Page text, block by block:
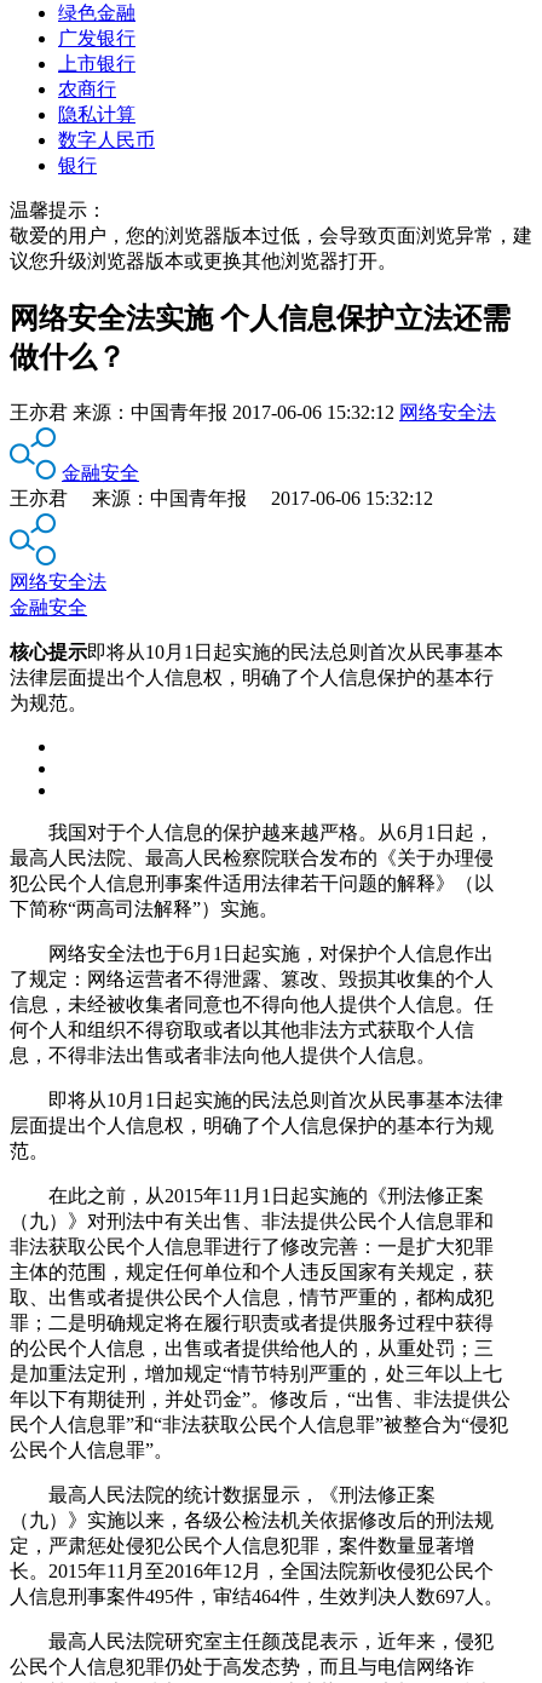
绿色金融
广发银行
上市银行
农商行
隐私计算
数字人民币
银行
温馨提示：
敬爱的用户，您的浏览器版本过低，会导致页面浏览异常，建
议您升级浏览器版本或更换其他浏览器打开。
网络安全法实施 个人信息保护立法还需
做什么？
王亦君 来源： 中国青年报 2017-06-06 15:32:12 网络安全法
金融安全
王亦君 来源：中国青年报 2017-06-06 15:32:12
网络安全法
金融安全
核心提示即将从10月1日起实施的民法总则首次从民事基本
法律层面提出个人信息权，明确了个人信息保护的基本行
为规范。
我国对于个人信息的保护越来越严格。从6月1日起，
最高人民法院、最高人民检察院联合发布的《关于办理侵
犯公民个人信息刑事案件适用法律若干问题的解释》（以
下简称“两高司法解释”）实施。
网络安全法也于6月1日起实施，对保护个人信息作出
了规定：网络运营者不得泄露、篡改、毁损其收集的个人
信息，未经被收集者同意也不得向他人提供个人信息。任
何个人和组织不得窃取或者以其他非法方式获取个人信
息，不得非法出售或者非法向他人提供个人信息。
即将从10月1日起实施的民法总则首次从民事基本法律
层面提出个人信息权，明确了个人信息保护的基本行为规
范。
在此之前，从2015年11月1日起实施的《刑法修正案
（九）》对刑法中有关出售、非法提供公民个人信息罪和
非法获取公民个人信息罪进行了修改完善：一是扩大犯罪
主体的范围，规定任何单位和个人违反国家有关规定，获
取、出售或者提供公民个人信息，情节严重的，都构成犯
罪；二是明确规定将在履行职责或者提供服务过程中获得
的公民个人信息，出售或者提供给他人的，从重处罚；三
是加重法定刑，增加规定“情节特别严重的，处三年以上七
年以下有期徒刑，并处罚金”。修改后，“出售、非法提供公
民个人信息罪”和“非法获取公民个人信息罪”被整合为“侵犯
公民个人信息罪”。
最高人民法院的统计数据显示，《刑法修正案
（九）》实施以来，各级公检法机关依据修改后的刑法规
定，严肃惩处侵犯公民个人信息犯罪，案件数量显著增
长。2015年11月至2016年12月，全国法院新收侵犯公民个
人信息刑事案件495件，审结464件，生效判决人数697人。
最高人民法院研究室主任颜茂昆表示，近年来，侵犯
公民个人信息犯罪仍处于高发态势，而且与电信网络诈